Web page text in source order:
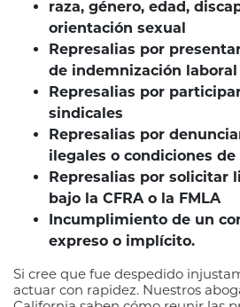
raza, género, edad,
orientación sexual
Represalias por
de indemnización laboral
Represalias por
sindicales
Represalias por
ilegales o condiciones
Represalias por solicitar
bajo la CFRA o la FMLA
Incumplimiento de un
expreso o implícito.
Si cree que fue despedido
actuar con rapidez. Nuestros